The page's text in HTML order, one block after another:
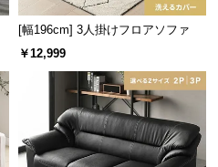
[幅196cm] 3人掛けフロアソファ
￥12,999